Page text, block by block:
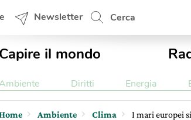
Newsletter Cerca
Capire il mondo
Diritti Energia
Ambiente Clima I mari europei